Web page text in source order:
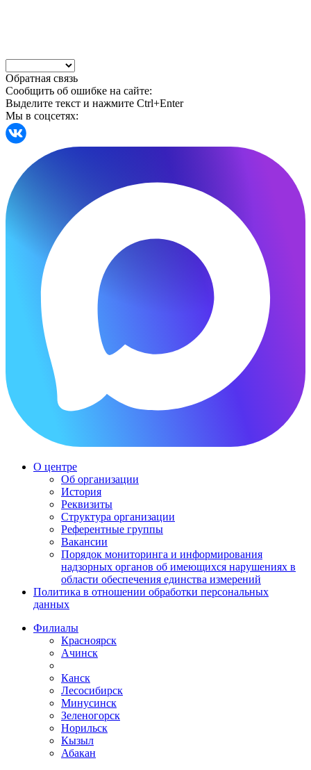
Обратная связь
Сообщить об ошибке на сайте:
Выделите текст и нажмите Ctrl+Enter
Мы в соцсетях:
О центре
Об организации
История
Реквизиты
Структура организации
Референтные группы
Вакансии
Порядок мониторинга и информирования
надзорных органов об имеющихся нарушениях в
области обеспечения единства измерений
Политика в отношении обработки персональных
данных
Филиалы
Красноярск
Ачинск
Канск
Лесосибирск
Минусинск
Зеленогорск
Норильск
Кызыл
Абакан